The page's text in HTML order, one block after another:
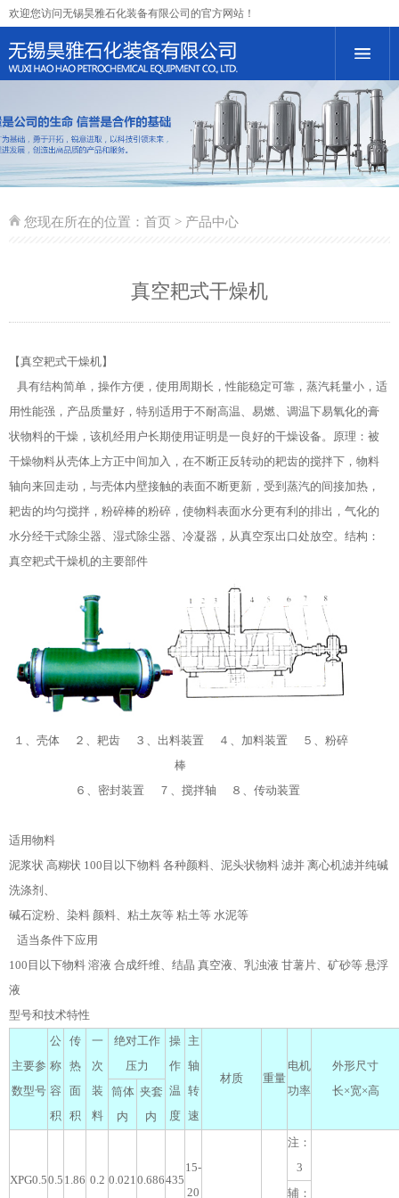
欢迎您访问无锡昊雅石化装备有限公司的官方网站！
您现在所在的位置： 首页 > 产品中心
真空耙式干燥机
【真空耙式干燥机】
具有结构简单，操作方便，使用周期长，性能稳定可靠，蒸汽耗量小，适
用性能强，产品质量好，特别适用于不耐高温、易燃、调温下易氧化的膏
状物料的干燥，该机经用户长期使用证明是一良好的干燥设备。原理：被
干燥物料从壳体上方正中间加入，在不断正反转动的耙齿的搅拌下，物料
轴向来回走动，与壳体内壁接触的表面不断更新，受到蒸汽的间接加热，
耙齿的均匀搅拌，粉碎棒的粉碎，使物料表面水分更有利的排出，气化的
水分经干式除尘器、湿式除尘器、冷凝器，从真空泵出口处放空。结构：
真空耙式干燥机的主要部件
１、壳体 ２、耙齿 ３、出料装置 ４、加料装置 ５、粉碎
棒
６、密封装置 ７、搅拌轴 ８、传动装置
适用物料
泥浆状 高糊状 100目以下物料 各种颜料、泥头状物料 滤并 离心机滤并纯碱
洗涤剂、
碱石淀粉、染料 颜料、粘土灰等 粘土等 水泥等
适当条件下应用
100目以下物料 溶液 合成纤维、结晶 真空液、乳浊液 甘薯片、矿砂等 悬浮
液
型号和技术特性
主要参
数型号
公
称
容
积
传
热
面
积
一
次
装
料
绝对工作
压力
操
作
温
度
主
轴
转
速
材质 重量
电机
功率
外形尺寸
长×宽×高
筒体
内
夹套
内
XPG0.50.5 1.86 0.2 0.0210.686435
15-
20
注：
3
辅：